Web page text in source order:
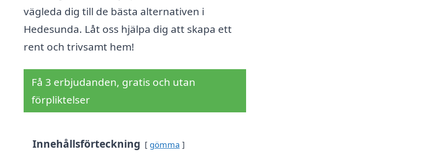
vägleda dig till de bästa alternativen i
Hedesunda. Låt oss hjälpa dig att skapa ett
rent och trivsamt hem!
Få 3 erbjudanden, gratis och utan
förpliktelser
Innehållsförteckning gömma